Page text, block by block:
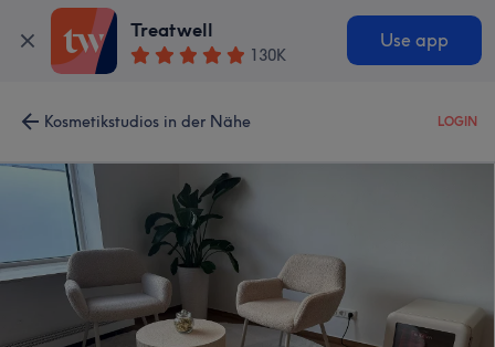
Treatwell
130K
Use app
Kosmetikstudios in der Nähe LOGIN